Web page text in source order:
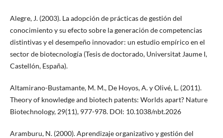
Alegre, J. (2003). La adopción de prácticas de gestión del
conocimiento y su efecto sobre la generación de competencias
distintivas y el desempeño innovador: un estudio empírico en el
sector de biotecnología (Tesis de doctorado, Universitat Jaume I,
Castellón, España).
Altamirano-Bustamante, M. M., De Hoyos, A. y Olivé, L. (2011).
Theory of knowledge and biotech patents: Worlds apart? Nature
Biotechnology, 29(11), 977-978. DOI: 10.1038/nbt.2026
Aramburu, N. (2000). Aprendizaje organizativo y gestión del